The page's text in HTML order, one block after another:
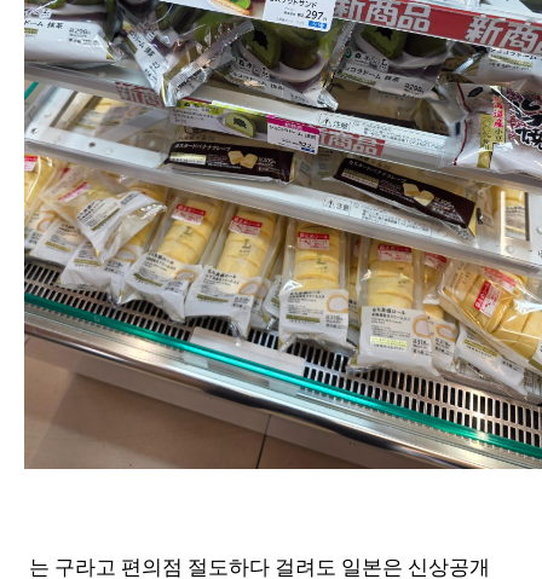
는 구라고 편의점 절도하다 걸려도 일본은 신상공개